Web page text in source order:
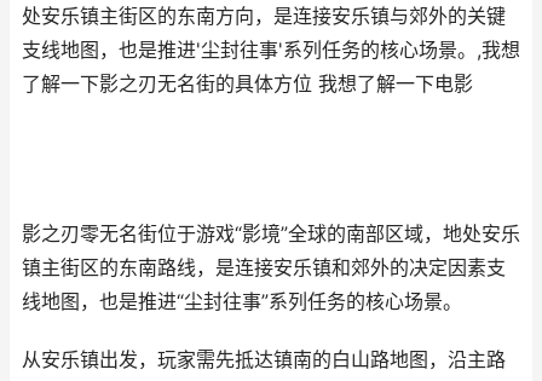
处安乐镇主街区的东南方向，是连接安乐镇与郊外的关键
支线地图，也是推进'尘封往事'系列任务的核心场景。,我想
了解一下影之刃无名街的具体方位 我想了解一下电影
影之刃零无名街位于游戏“影境”全球的南部区域，地处安乐
镇主街区的东南路线，是连接安乐镇和郊外的决定因素支
线地图，也是推进“尘封往事”系列任务的核心场景。
从安乐镇出发，玩家需先抵达镇南的白山路地图，沿主路